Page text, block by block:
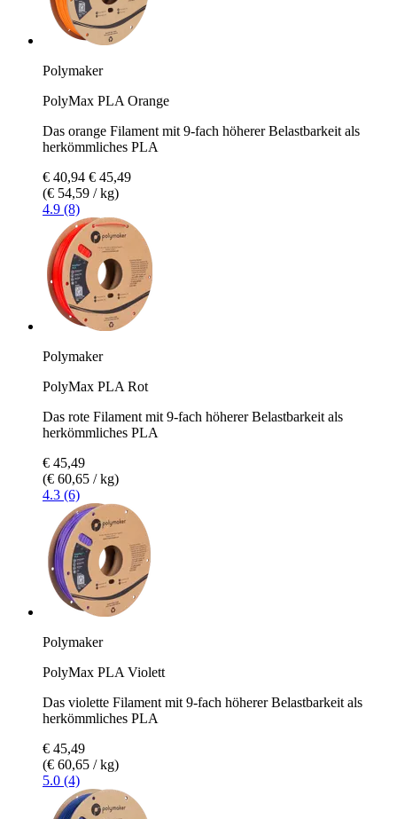
Polymaker
PolyMax PLA Orange
Das orange Filament mit 9-fach höherer Belastbarkeit als
herkömmliches PLA
€ 40,94 € 45,49
(€ 54,59 / kg)
4.9 (8)
Polymaker
PolyMax PLA Rot
Das rote Filament mit 9-fach höherer Belastbarkeit als
herkömmliches PLA
€ 45,49
(€ 60,65 / kg)
4.3 (6)
Polymaker
PolyMax PLA Violett
Das violette Filament mit 9-fach höherer Belastbarkeit als
herkömmliches PLA
€ 45,49
(€ 60,65 / kg)
5.0 (4)